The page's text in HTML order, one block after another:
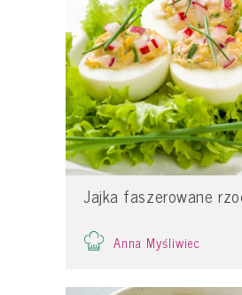
Jajka faszerowane
Anna Myśliwiec